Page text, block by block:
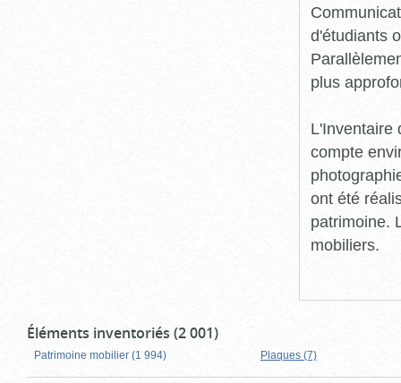
d'étudiants
plus
L'Inventaire
compte
ont été
patrimoine.
mobiliers.
Éléments inventoriés (2 001)
Patrimoine mobilier (1 994) Plaques (7)